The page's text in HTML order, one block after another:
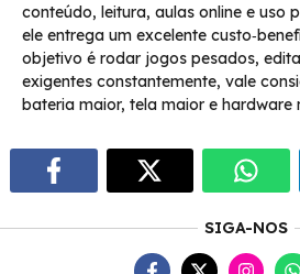
conteúdo, leitura, aulas online e uso
ele entrega um excelente
objetivo é rodar jogos pesados,
exigentes constantemente, vale
bateria maior, tela maior e hardware
SIGA-NOS